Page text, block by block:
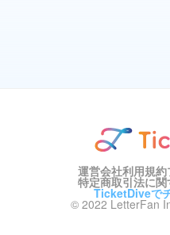
運営会社利用規約
特定商取引法に
TicketDiveで
© 2022 LetterFan